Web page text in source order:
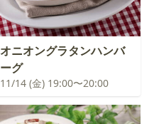
オニオングラタンハンバ
ーグ
11/14 (金) 19:00〜20:00